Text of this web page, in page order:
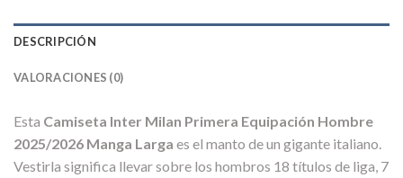
DESCRIPCIÓN
VALORACIONES (0)
Esta Camiseta Inter Milan Primera Equipación Hombre
2025/2026 Manga Larga es el manto de un gigante italiano.
Vestirla significa llevar sobre los hombros 18 títulos de liga, 7